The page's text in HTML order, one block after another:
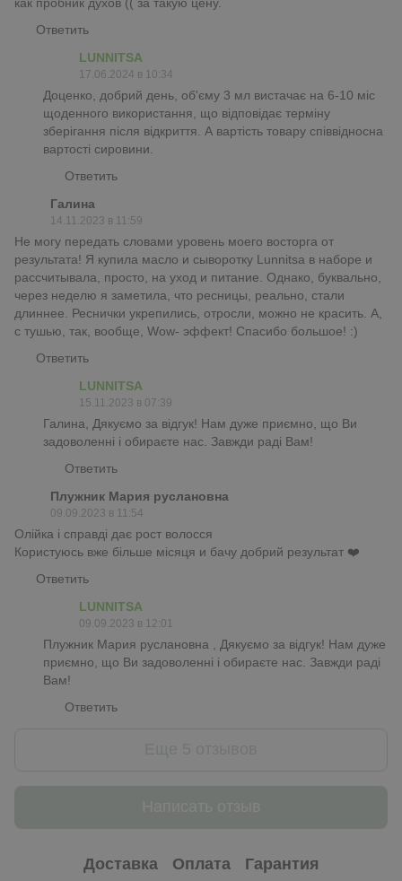
Ответить
LUNNITSA
17.06.2024 в 10:34
Доценко, добрий день, об'єму 3 мл вистачає на 6-10 міс
щоденного використання, що відповідає терміну
зберігання після відкриття. А вартість товару співвідносна
вартості сировини.
Ответить
Галина
14.11.2023 в 11:59
Не могу передать словами уровень моего восторга от
результата! Я купила масло и сыворотку Lunnitsa в наборе и
рассчитывала, просто, на уход и питание. Однако, буквально,
через неделю я заметила, что ресницы, реально, стали
длиннее. Реснички укрепились, отросли, можно не красить. А,
с тушью, так, вообще, Wow- эффект! Спасибо большое! :)
Ответить
LUNNITSA
15.11.2023 в 07:39
Галина, Дякуємо за відгук! Нам дуже приємно, що Ви
задоволенні і обираєте нас. Завжди раді Вам!
Ответить
Плужник Мария руслановна
09.09.2023 в 11:54
Олійка і справді дає рост волосся
Користуюсь вже більше місяця и бачу добрий результат ❤️
Ответить
LUNNITSA
09.09.2023 в 12:01
Плужник Мария руслановна , Дякуємо за відгук! Нам дуже
приємно, що Ви задоволенні і обираєте нас. Завжди раді
Вам!
Ответить
Доставка Оплата Гарантия